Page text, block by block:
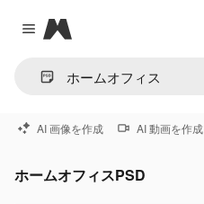
Close menu
Magnific
AI 画像を作成 AI 動画を作成
ホームオフィスPSD